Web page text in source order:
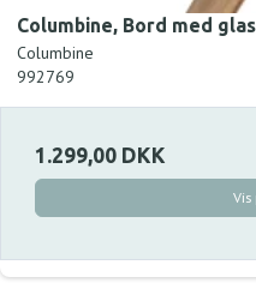
Columbine, Bord med
Columbine
992769
1.299,00 DKK